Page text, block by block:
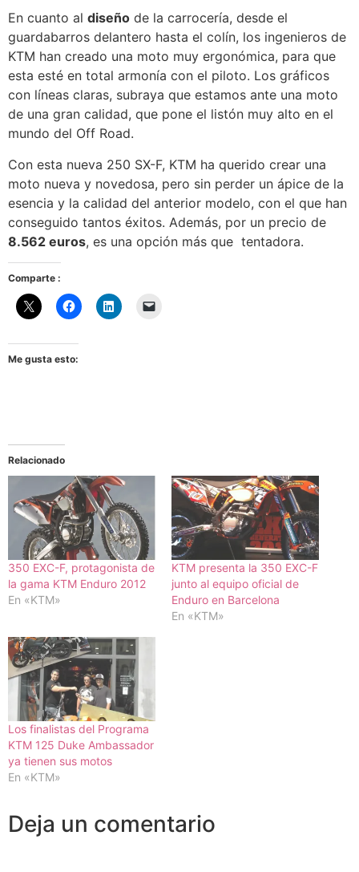
En cuanto al diseño de la carrocería, desde el
guardabarros delantero hasta el colín, los ingenieros de
KTM han creado una moto muy ergonómica, para que
esta esté en total armonía con el piloto. Los gráficos
con líneas claras, subraya que estamos ante una moto
de una gran calidad, que pone el listón muy alto en el
mundo del Off Road.
Con esta nueva 250 SX-F, KTM ha querido crear una
moto nueva y novedosa, pero sin perder un ápice de la
esencia y la calidad del anterior modelo, con el que han
conseguido tantos éxitos. Además, por un precio de
8.562 euros, es una opción más que tentadora.
Comparte :
Me gusta esto:
Relacionado
350 EXC-F, protagonista de
la gama KTM Enduro 2012
En «KTM»
KTM presenta la 350 EXC-F
junto al equipo oficial de
Enduro en Barcelona
En «KTM»
Los finalistas del Programa
KTM 125 Duke Ambassador
ya tienen sus motos
En «KTM»
Deja un comentario